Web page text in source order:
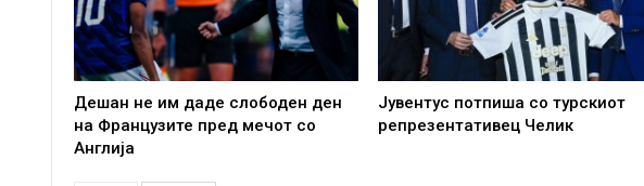
Дешан не им даде слободен ден
на Французите пред мечот со
Англија
Јувентус потпиша со турскиот
репрезентативец Челик